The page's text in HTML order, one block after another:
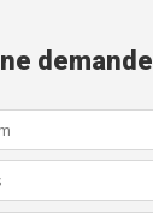
demande